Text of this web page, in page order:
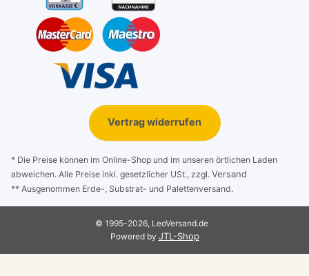
Vertrag widerrufen
* Die Preise können im Online-Shop und im unseren örtlichen Laden
abweichen. Alle Preise inkl. gesetzlicher USt., zzgl. Versand
** Ausgenommen Erde-, Substrat- und Palettenversand.
© 1995-2026, LeoVersand.de
Powered by JTL-Shop